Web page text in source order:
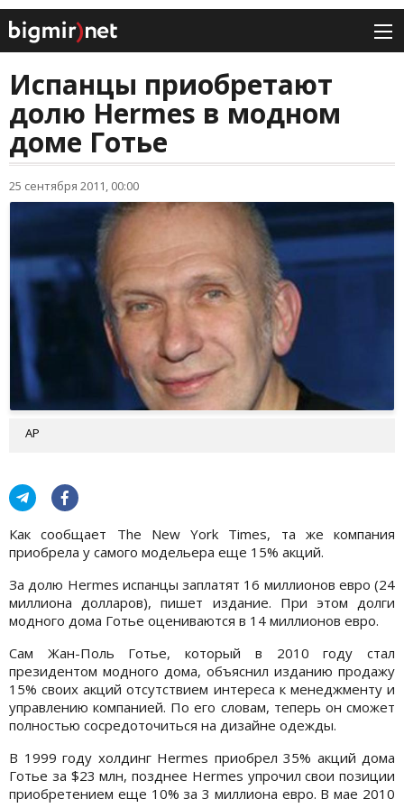
Испанцы приобретают
долю Hermes в модном
доме Готье
25 сентября 2011, 00:00
АР
Как сообщает The New York Times, та же компания
приобрела у самого модельера еще 15% акций.
За долю Hermes испанцы заплатят 16 миллионов евро (24
миллиона долларов), пишет издание. При этом долги
модного дома Готье оцениваются в 14 миллионов евро.
Сам Жан-Поль Готье, который в 2010 году стал
президентом модного дома, объяснил изданию продажу
15% своих акций отсутствием интереса к менеджменту и
управлению компанией. По его словам, теперь он сможет
полностью сосредоточиться на дизайне одежды.
В 1999 году холдинг Hermes приобрел 35% акций дома
Готье за $23 млн, позднее Hermes упрочил свои позиции
приобретением еще 10% за 3 миллиона евро. В мае 2010